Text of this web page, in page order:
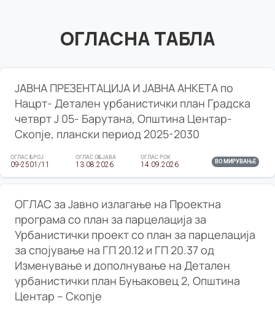
ОГЛАСНА ТАБЛА
ЈАВНА ПРЕЗЕНТАЦИЈА И ЈАВНА АНКЕТА по
Нацрт- Детален урбанистички план Градска
четврт Ј 05- Барутана, Општина Центар-
Скопје, плански период 2025-2030
ОГЛАС БРОЈ
09-2501/11
ОГЛАС ОБЈАВА
13.08.2026
ОГЛАС РОК
14.09.2026 ВО МИРУВАЊЕ
ОГЛАС за Јавно излагање на Проектна
програма со план за парцелација за
Урбанистички проект со план за парцелација
за спојување на ГП 20.12 и ГП 20.37 од
Изменување и дополнување на Детален
урбанистички план Буњаковец 2, Општина
Центар – Скопје